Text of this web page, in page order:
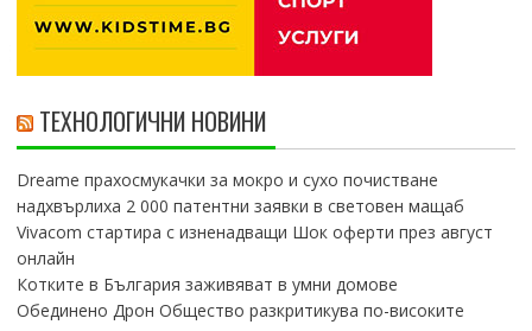
ТЕХНОЛОГИЧНИ НОВИНИ
Dreame прахосмукачки за мокро и сухо почистване
надхвърлиха 2 000 патентни заявки в световен мащаб
Vivacom стартира с изненадващи Шок оферти през август
онлайн
Котките в България заживяват в умни домове
Обединено Дрон Общество разкритикува по-високите